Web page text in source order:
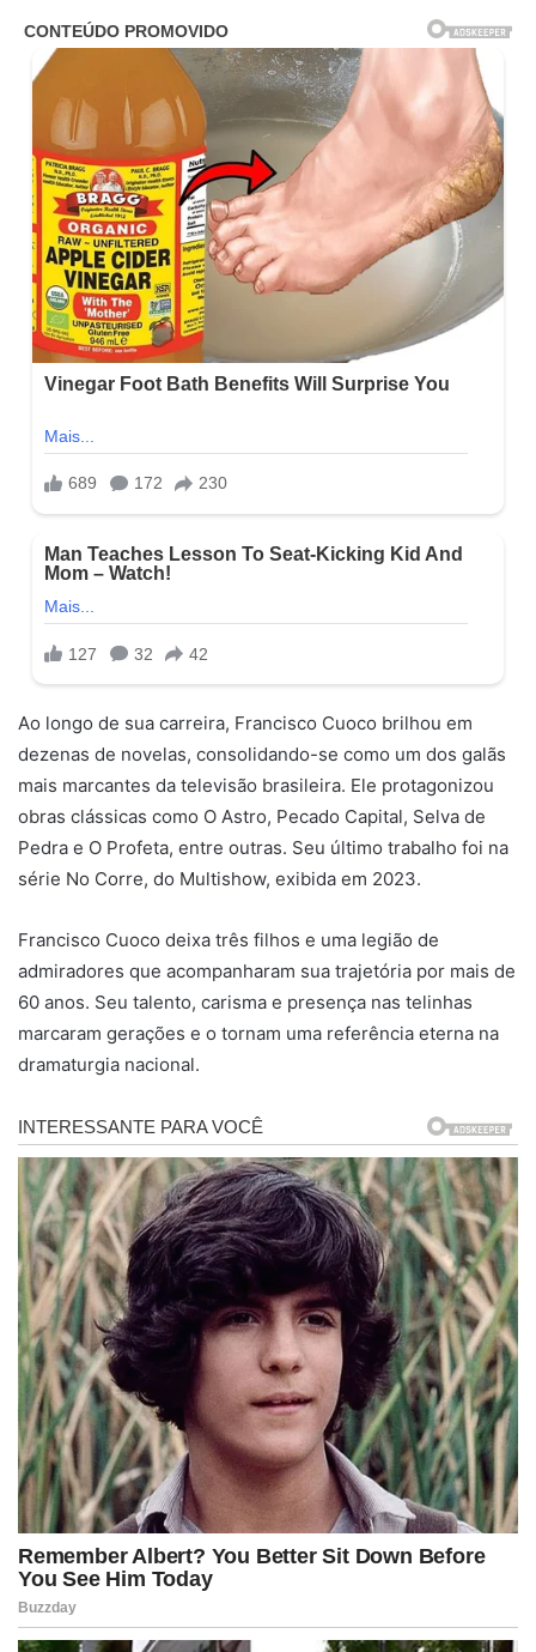
Ao longo de sua carreira, Francisco Cuoco brilhou em
dezenas de novelas, consolidando-se como um dos galãs
mais marcantes da televisão brasileira. Ele protagonizou
obras clássicas como O Astro, Pecado Capital, Selva de
Pedra e O Profeta, entre outras. Seu último trabalho foi na
série No Corre, do Multishow, exibida em 2023.
Francisco Cuoco deixa três filhos e uma legião de
admiradores que acompanharam sua trajetória por mais de
60 anos. Seu talento, carisma e presença nas telinhas
marcaram gerações e o tornam uma referência eterna na
dramaturgia nacional.